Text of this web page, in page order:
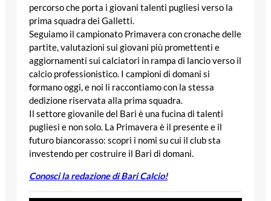
percorso che porta i giovani talenti pugliesi verso la
prima squadra dei Galletti.
Seguiamo il campionato Primavera con cronache delle
partite, valutazioni sui giovani più promettenti e
aggiornamenti sui calciatori in rampa di lancio verso il
calcio professionistico. I campioni di domani si
formano oggi, e noi li raccontiamo con la stessa
dedizione riservata alla prima squadra.
Il settore giovanile del Bari è una fucina di talenti
pugliesi e non solo. La Primavera è il presente e il
futuro biancorasso: scopri i nomi su cui il club sta
investendo per costruire il Bari di domani.
Conosci la redazione di Bari Calcio!